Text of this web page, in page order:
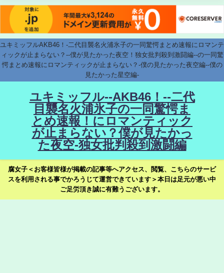
ユキミッフルAKB46！-二代目襲名火浦氷子の一同驚愕まとめ速報にロマンテ
ィックが止まらない？--僕が見たかった夜空！独女批判殺到激闘編--の一同驚
愕まとめ速報にロマンティックが止まらない？-僕の見たかった夜空編--僕の
見たかった星空編-
ユキミッフル--AKB46！--二代
目襲名火浦氷子の一同驚愕ま
とめ速報！にロマンティック
が止まらない？僕が見たかっ
た夜空-独女批判殺到激闘編
腐女子＜お客様皆様が掲載の記事等へアクセス、閲覧、こちらのサービ
スを利用される事でかろうじて運営できています＞本日は足元が悪い中
ご足労頂き誠に有難うございます。